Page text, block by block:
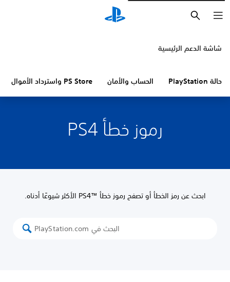
شاشة الدعم الرئيسية
حالة PlayStation الحساب والأمان PS Store واسترداد الأموال
رموز خطأ PS4
ابحث عن رمز الخطأ أو تصفح رموز خطأ PS4™‎ الأكثر شيوعًا أدناه.